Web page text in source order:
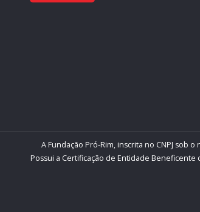
A Fundação Pró-Rim, inscrita no CNPJ sob
Possui a Certificação de Entidade Beneficente